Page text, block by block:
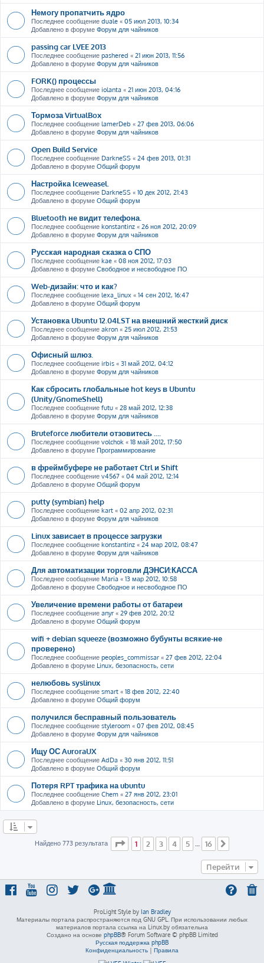
Немогу пропатчить ядро
Последнее сообщение duale « 05 июл 2013, 10:34
Добавлено в форуме Форум для чайников
passing car LVEE 2013
Последнее сообщение pashered « 21 июн 2013, 11:56
Добавлено в форуме Форум для чайников
FORK() процессы
Последнее сообщение iolanta « 21 июн 2013, 04:16
Добавлено в форуме Форум для чайников
Тормоза VirtualBox
Последнее сообщение lamerDeb « 27 фев 2013, 06:06
Добавлено в форуме Форум для чайников
Open Build Service
Последнее сообщение DarkneSS « 24 фев 2013, 01:31
Добавлено в форуме Общий форум
Настройка Iceweasel.
Последнее сообщение DarkneSS « 10 дек 2012, 21:43
Добавлено в форуме Общий форум
Bluetooth не видит телефона.
Последнее сообщение konstantinz « 26 ноя 2012, 20:09
Добавлено в форуме Форум для чайников
Русская народная сказка о СПО
Последнее сообщение kae « 08 ноя 2012, 17:03
Добавлено в форуме Свободное и несвободное ПО
Web-дизайн: что и как?
Последнее сообщение lexa_linux « 14 сен 2012, 16:47
Добавлено в форуме Общий форум
Установка Ubuntu 12.04LST на внешний жесткий диск
Последнее сообщение akron « 25 июл 2012, 21:53
Добавлено в форуме Форум для чайников
Офисный шлюз.
Последнее сообщение irbis « 31 май 2012, 04:12
Добавлено в форуме Форум для чайников
Как сбросить глобальные hot keys в Ubuntu
(Unity/GnomeShell)
Последнее сообщение futu « 28 май 2012, 12:38
Добавлено в форуме Форум для чайников
Bruteforce любители отзовитесь ....
Последнее сообщение volchok « 18 май 2012, 17:50
Добавлено в форуме Программирование
в фреймбуфере не работает Ctrl и Shift
Последнее сообщение v4567 « 04 май 2012, 12:14
Добавлено в форуме Общий форум
putty (symbian) help
Последнее сообщение kart « 02 апр 2012, 02:31
Добавлено в форуме Форум для чайников
Linux зависает в процессе загрузки
Последнее сообщение konstantinz « 24 мар 2012, 08:47
Добавлено в форуме Форум для чайников
Для автоматизации торговли ДЭНСИ:КАССА
Последнее сообщение Maria « 13 мар 2012, 10:58
Добавлено в форуме Свободное и несвободное ПО
Увеличение времени работы от батареи
Последнее сообщение anyr « 29 фев 2012, 20:12
Добавлено в форуме Общий форум
wifi + debian squeeze (возможно бубунты всякие-не
проверено)
Последнее сообщение peoples_commissar « 27 фев 2012, 22:04
Добавлено в форуме Linux, безопасность, сети
нелюбовь syslinux
Последнее сообщение smart « 18 фев 2012, 22:40
Добавлено в форуме Общий форум
получился бесправный пользователь
Последнее сообщение styleroom « 07 фев 2012, 08:45
Добавлено в форуме Форум для чайников
Ищу ОС AuroraUX
Последнее сообщение AdDa « 30 янв 2012, 11:51
Добавлено в форуме Общий форум
Потеря RPT трафика на ubuntu
Последнее сообщение Chem « 27 янв 2012, 23:01
Добавлено в форуме Linux, безопасность, сети
Найдено 773 результата Страница из 16
1 2 3 4 5 16
Перейти
ProLight Style by Ian Bradley
Материалы портала распространяются под GNU GPL. При использовании любых
материалов портала ссылка на Linux.by обязательна
Создано на основе phpBB® Forum Software © phpBB Limited
Русская поддержка phpBB
Конфиденциальность | Правила